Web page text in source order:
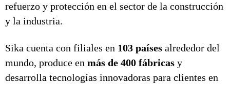
refuerzo y protección en el sector de la construcción
y la industria.
Sika cuenta con filiales en 103 países alrededor del
mundo, produce en más de 400 fábricas y
desarrolla tecnologías innovadoras para clientes en